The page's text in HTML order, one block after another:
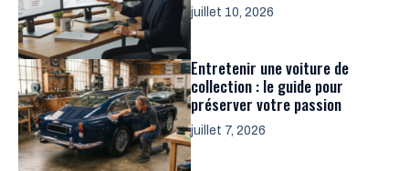
juillet 10, 2026
Entretenir une voiture de
collection : le guide pour
préserver votre passion
juillet 7, 2026